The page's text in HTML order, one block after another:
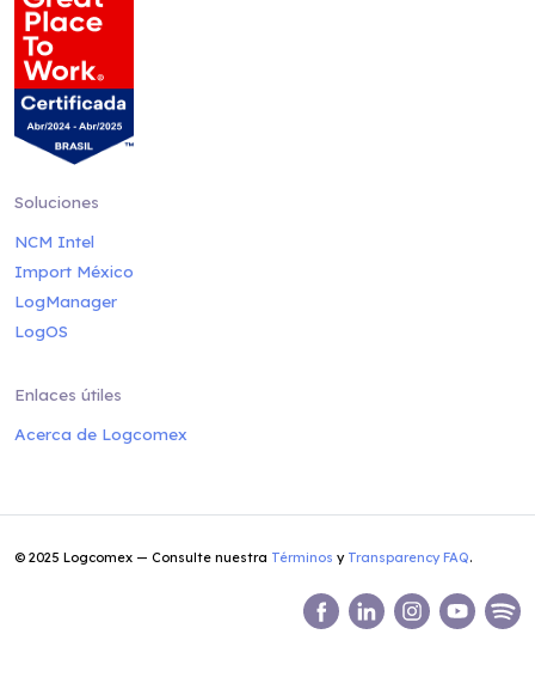
Soluciones
NCM Intel
Import México
LogManager
LogOS
Enlaces útiles
Acerca de Logcomex
© 2025 Logcomex — Consulte nuestra Términos y Transparency FAQ.